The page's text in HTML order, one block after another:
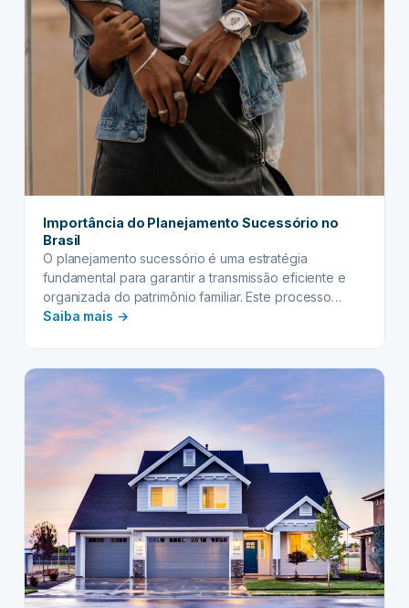
Importância do Planejamento Sucessório no
Brasil
O planejamento sucessório é uma estratégia
fundamental para garantir a transmissão eficiente e
organizada do patrimônio familiar. Este processo
envolve a organização antecipada dos bens, direitos
herança. Através de instrumentos jurídicos
específicos e orientação profissional adequada, é
possível estruturar a sucessão patrimonial…
Saiba mais →:
Planejamento
Sucessório
no
Brasil